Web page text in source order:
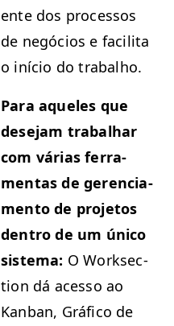
ente dos proces­sos
de negó­cios e facili­ta
o iní­cio do trabalho.
Para aque­les que
dese­jam tra­bal­har
com várias fer­ra­
men­tas de geren­ci­a­
men­to de pro­je­tos
den­tro de um úni­co
sis­tema: O Work­sec­
tion dá aces­so ao
Kan­ban, Grá­fi­co de